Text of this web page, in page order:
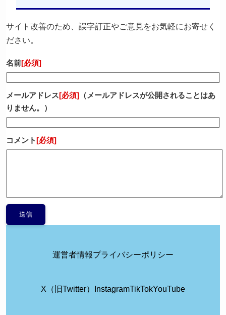
サイト改善のため、誤字訂正やご意見をお気軽にお寄せく
ださい。
名前[必須]
メールアドレス[必須] （メールアドレスが公開されることはあ
りません。）
コメント[必須]
運営者情報プライバシーポリシー
X（旧Twitter） InstagramTikTokYouTube